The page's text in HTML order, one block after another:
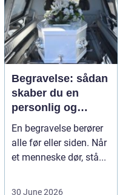
Begravelse: sådan
skaber du en
personlig og
respektfuld afsked
En begravelse berører
alle før eller siden. Når
et menneske dør, stå...
30 June 2026